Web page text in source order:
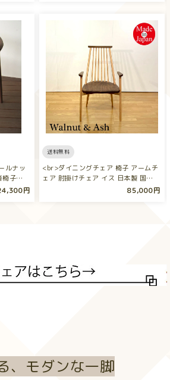
ルナッ
椅子
円
送料無料
<br>ダイニングチェア 椅子 アームチ
ェア 肘掛けチェア イス 日本製 国…
85,000円
、モダンな一脚